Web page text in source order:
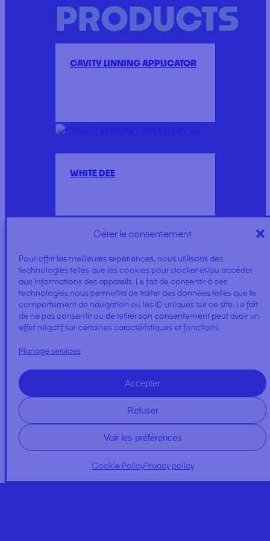
Gérer le consentement
Pour offrir les meilleures expériences, nous utilisons des
technologies telles que les cookies pour stocker et/ou accéder
aux informations des appareils. Le fait de consentir à ces
technologies nous permettra de traiter des données telles que le
comportement de navigation ou les ID uniques sur ce site. Le fait
de ne pas consentir ou de retirer son consentement peut avoir un
effet négatif sur certaines caractéristiques et fonctions.
Manage services
Accepter
Refuser
Voir les préférences
Cookie PolicyPrivacy policy
PRODUCTS
CAVITY LINNING APPLICATOR
WHITE DEE
AMALGAM WELL